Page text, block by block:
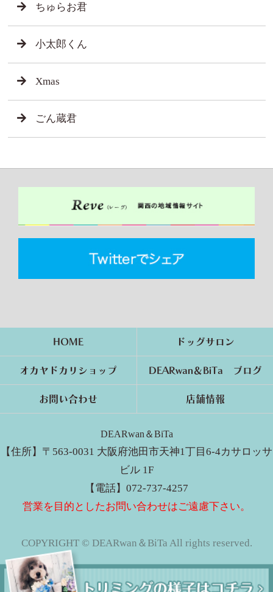
ちゅらお君
小太郎くん
Xmas
ごん蔵君
HOME ドッグサロン
オカヤドカリショップ DEARwan＆BiTa ブログ
お問い合わせ 店舗情報
DEARwan＆BiTa
【住所】〒563-0031 大阪府池田市天神1丁目6-4カサロッサ
ビル 1F
【電話】072-737-4257
営業を目的としたお問い合わせはご遠慮下さい。
COPYRIGHT © DEARwan＆BiTa All rights reserved.